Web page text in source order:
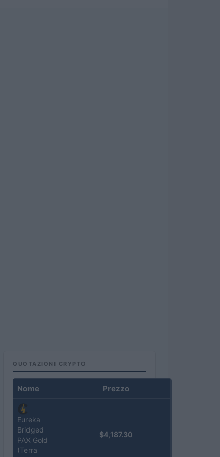
QUOTAZIONI CRYPTO
Nome Prezzo
Eureka
Bridged
PAX Gold
(Terra
$4,187.30